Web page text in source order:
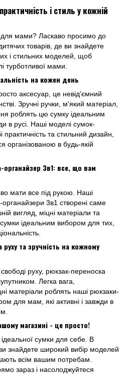
і стиль у кожній
для мами? Ласкаво просимо до
товарів, де ви знайдете
і стильних моделей, щоб
турботливої мами.
на кожен день
аксесуар, це невід'ємний
Зручні ручки, м'який матеріал,
роблять цю сумку ідеальним
в русі. Наші моделі сумок-
та стильний дизайн,
в будь-якій
органайзер 3в1: все, що вам
мати все під рукою. Наші
органайзери 3в1 створені саме
вигляд, міцні матеріали та
сумки ідеальним вибором для тих,
та зручність на кожному
руху, рюкзак-переноска
Легка вага,
матеріали роблять наші рюкзаки-
для мам, які активні і завжди в
магазині - це просто!
сумки для себе. В
знайдете широкий вибір моделей
всім вашим потребам.
зараз і насолоджуйтеся